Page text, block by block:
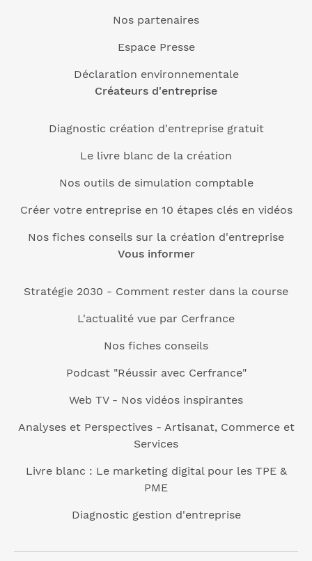
Nos partenaires
Espace Presse
Déclaration environnementale
Créateurs d'entreprise
Diagnostic création d'entreprise gratuit
Le livre blanc de la création
Nos outils de simulation comptable
Créer votre entreprise en 10 étapes clés en vidéos
Nos fiches conseils sur la création d'entreprise
Vous informer
Stratégie 2030 - Comment rester dans la course
L'actualité vue par Cerfrance
Nos fiches conseils
Podcast "Réussir avec Cerfrance"
Web TV - Nos vidéos inspirantes
Analyses et Perspectives - Artisanat, Commerce et
Services
Livre blanc : Le marketing digital pour les TPE &
PME
Diagnostic gestion d'entreprise